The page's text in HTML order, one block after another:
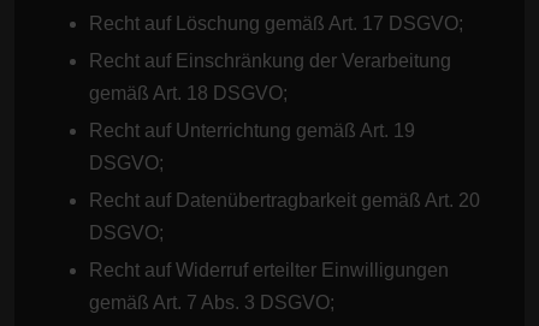
Recht auf Löschung gemäß Art. 17 DSGVO;
Recht auf Einschränkung der Verarbeitung
gemäß Art. 18 DSGVO;
Recht auf Unterrichtung gemäß Art. 19
DSGVO;
Recht auf Datenübertragbarkeit gemäß Art. 20
DSGVO;
Recht auf Widerruf erteilter Einwilligungen
gemäß Art. 7 Abs. 3 DSGVO;